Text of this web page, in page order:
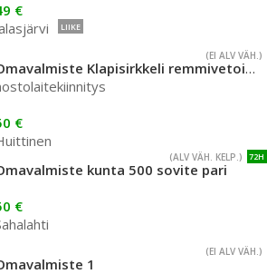
€
LIIKE
(EI ALV VÄH.)
Omavalmiste Klapisirkkeli remmivetoinen
€
72H
(ALV VÄH. KELP.)
kunta 500 sovite pari
€
(EI ALV VÄH.)
1